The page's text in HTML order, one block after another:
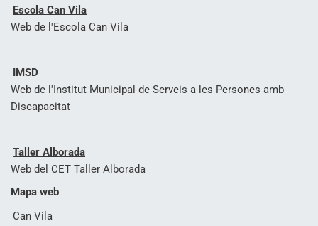
Escola Can Vila
Web de l'Escola Can Vila
IMSD
Web de l'Institut Municipal de Serveis a les Persones amb
Discapacitat
Taller Alborada
Web del CET Taller Alborada
Mapa web
Can Vila